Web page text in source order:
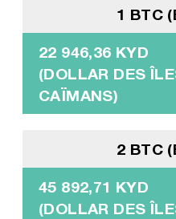
1 BTC
22 946,36 KYD
(DOLLAR DES
CAÏMANS)
2 BTC
45 892,71 KYD
(DOLLAR DES